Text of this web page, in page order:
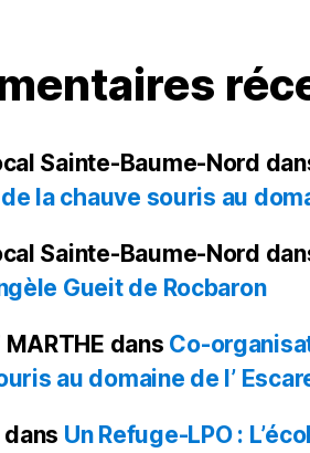
Sainte-Baume-Nord
la chauve souris au
Sainte-Baume-Nord
Gueit de Rocbaron
MARTHE dans Co-
au domaine de l’
dans Un Refuge-LPO :